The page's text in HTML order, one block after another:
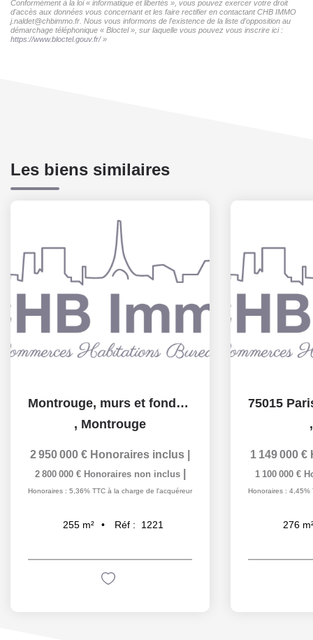
Conformément à la loi « informatique et libertés », vous pouvez exercer votre droit
d'accès aux données vous concernant et les faire rectifier en contactant CHB IMMO
j.naldet@chbimmo.fr. Nous vous informons de l'existence de la liste d'opposition au
démarchage téléphonique « Bloctel », sur laquelle vous pouvez vous inscrire ici :
https://www.bloctel.gouv.fr/»
Les biens similaires
Montrouge, murs et fonds d'un hotel , très bon emplacement
, Montrouge
2 950 000 € Honoraires inclus
2 800 000 € Honoraires non inclus
Honoraires : 5,36% TTC à la charge de l'acquéreur
255 m² Réf : 1221
1 149 000 €
1 100 000 €
Honoraires : 4,45%
276